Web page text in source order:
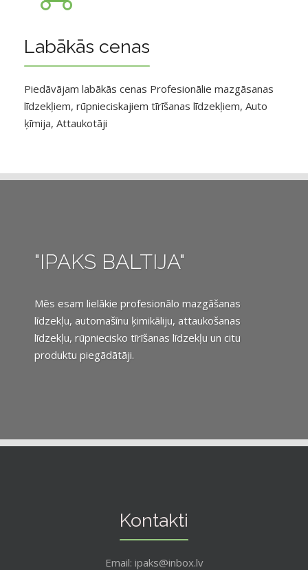
Labākās cenas
Piedāvājam labākās cenas Profesionālie mazgāsanas
līdzekļiem, rūpnieciskajiem tīrīšanas līdzekļiem, Auto
ķīmija, Attaukotāji
"IPAKS BALTIJA"
Mēs esam lielākie profesionālo mazgāšanas
līdzekļu, automašīnu ķimikāliju, attaukošanas
līdzekļu, rūpniecisko tīrīšanas līdzekļu un citu
produktu piegādātāji.
Kontakti
Email: ipaks@inbox.lv